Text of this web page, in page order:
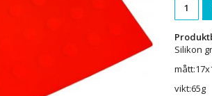
Silikon
vikt:65g